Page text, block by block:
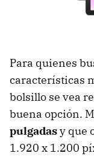
Para quienes
características
bolsillo se vea
buena opción.
pulgadasy que
1.920 x 1.200